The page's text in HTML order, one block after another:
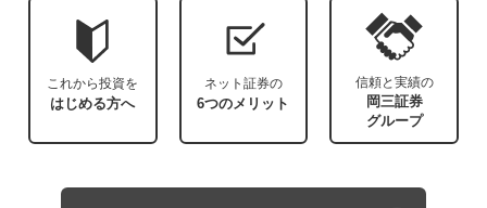
これから投資を
はじめる方へ
ネット証券の
6つのメリット
信頼と実績の
岡三証券
グループ